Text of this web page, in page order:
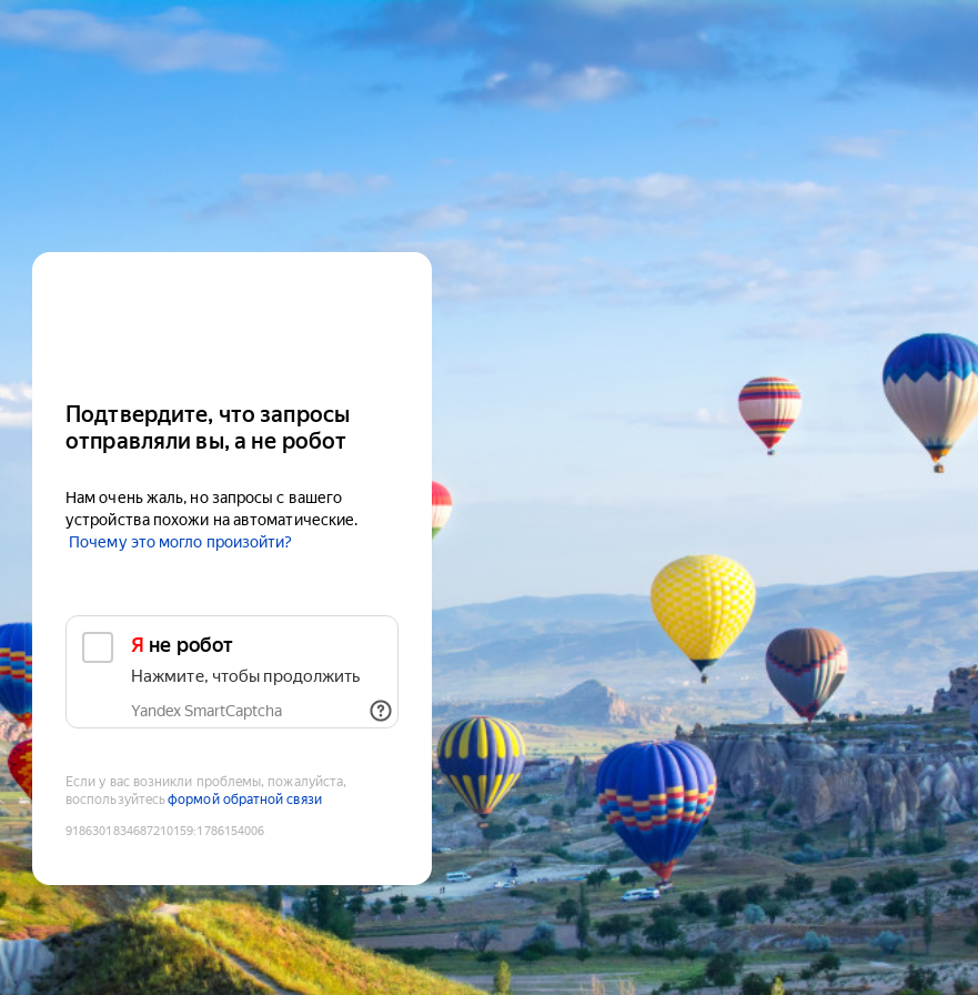
Подтвердите, что запросы
отправляли вы, а не робот
Нам очень жаль, но запросы с вашего
устройства похожи на автоматические.
Почему это могло произойти?
Я не робот
Нажмите, чтобы продолжить
Yandex SmartCaptcha
Если у вас возникли проблемы, пожалуйста,
воспользуйтесьформой обратной связи
9186301834687210159:1786154006